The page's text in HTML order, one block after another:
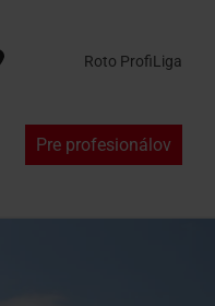
Roto ProfiLiga
Pre profesionálov